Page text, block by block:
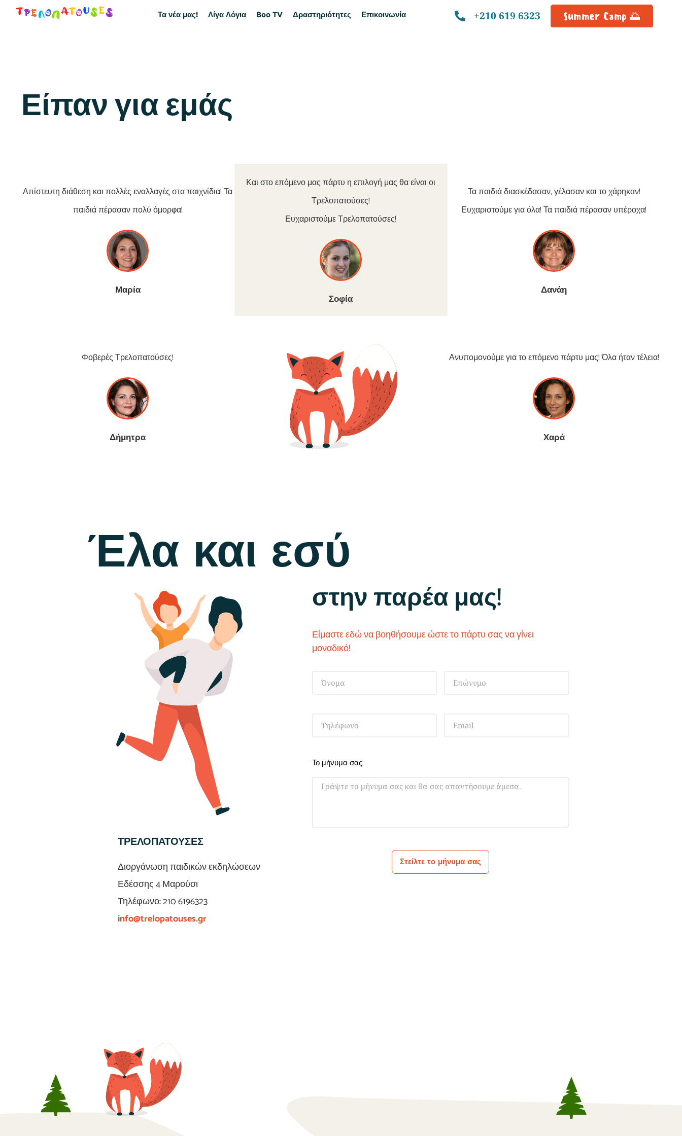
Τα νέα μας! Λίγα Λόγια Boo TV Δραστηριότητες Επικοινωνία +210 619 6323 Summer Camp 🌅
Είπαν για εμάς
Απίστευτη διάθεση και πολλές εναλλαγές στα παιχνίδια! Τα
παιδιά πέρασαν πολύ όμορφα!
Μαρία
Και στο επόμενο μας πάρτυ η επιλογή μας θα είναι οι
Τρελοπατούσες!
Ευχαριστούμε Τρελοπατούσες!
Σοφία
Τα παιδιά διασκέδασαν, γέλασαν και το χάρηκαν!
Ευχαριστούμε για όλα! Τα παιδιά πέρασαν υπέροχα!
Δανάη
Φοβερές Τρελοπατούσες!
Δήμητρα
Ανυπομονούμε για το επόμενο πάρτυ μας! Όλα ήταν τέλεια!
Χαρά
Έλα και εσύ
ΤΡΕΛΟΠΑΤΟΥΣΕΣ
Διοργάνωση παιδικών εκδηλώσεων
Εδέσσης 4 Μαρούσι
Τηλέφωνο: 210 6196323
info@trelopatouses.gr
στην παρέα μας!
Είμαστε εδώ να βοηθήσουμε ώστε το πάρτυ σας να γίνει
μοναδικό!
Το μήνυμα σας
Στείλτε το μήνυμα σας